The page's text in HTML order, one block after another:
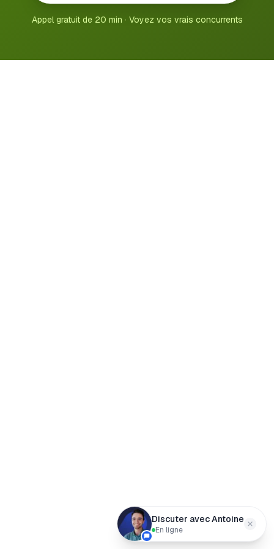
Appel gratuit de 20 min · Voyez vos vrais concurrents
Discuter avec Antoine
En ligne